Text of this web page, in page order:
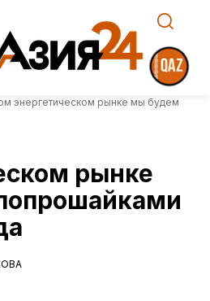
энергетическом рынке мы будем
рынке